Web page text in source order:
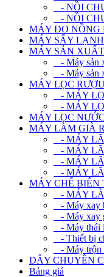
- NỒI
- NỒI
MÁY ĐO NỒNG
MÁY SẤY
MÁY SẢN
- Máy sản
- Máy sản
MÁY LỌC
- MÁY
- MÁY
MÁY LỌC
MÁY LÀM GIÀ
- MÁY
- MÁY
- MÁY
- MÁY
MÁY CHẾ BIẾN
- MÁY
- Máy xay
- Máy xay
- Máy thái
- Thiết bị
- Máy trộn
DÂY CHUYỀN
Bảng giá